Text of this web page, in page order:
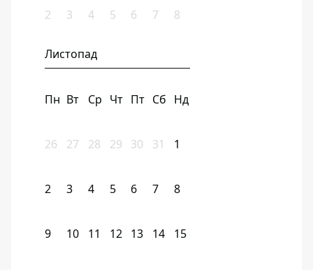
2 3 4 5 6 7 8
Листопад
Пн Вт Ср Чт Пт Сб Нд
26 27 28 29 30 31 1
2 3 4 5 6 7 8
9 10 11 12 13 14 15